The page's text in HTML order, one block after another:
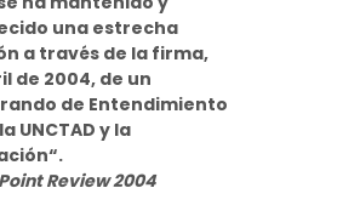
una estrecha
a través de la firma,
de 2004, de un
de Entendimiento
UNCTAD y la
Review 2004